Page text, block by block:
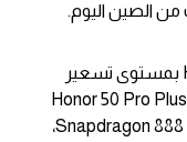
أيضاً من المقرر أن ينطلق هاتف Honor 50 بمستوى تسعير
منخفض مقارنة بهواتف Honor 50 Pro و Honor 50 Pro Plus
حيث تنطلق هذه الإصدارات برقاقة معالج Snapdragon 888،